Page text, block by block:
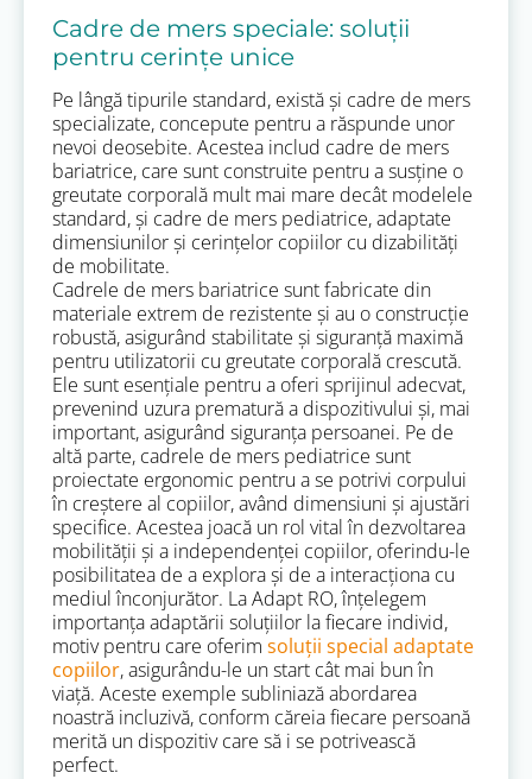
Cadre de mers speciale: soluții
pentru cerințe unice
Pe lângă tipurile standard, există și cadre de mers
specializate, concepute pentru a răspunde unor
nevoi deosebite. Acestea includ cadre de mers
bariatrice, care sunt construite pentru a susține o
greutate corporală mult mai mare decât modelele
standard, și cadre de mers pediatrice, adaptate
dimensiunilor și cerințelor copiilor cu dizabilități
de mobilitate.
Cadrele de mers bariatrice sunt fabricate din
materiale extrem de rezistente și au o construcție
robustă, asigurând stabilitate și siguranță maximă
pentru utilizatorii cu greutate corporală crescută.
Ele sunt esențiale pentru a oferi sprijinul adecvat,
prevenind uzura prematură a dispozitivului și, mai
important, asigurând siguranța persoanei. Pe de
altă parte, cadrele de mers pediatrice sunt
proiectate ergonomic pentru a se potrivi corpului
în creștere al copiilor, având dimensiuni și ajustări
specifice. Acestea joacă un rol vital în dezvoltarea
mobilității și a independenței copiilor, oferindu-le
posibilitatea de a explora și de a interacționa cu
mediul înconjurător. La Adapt RO, înțelegem
importanța adaptării soluțiilor la fiecare individ,
motiv pentru care oferim soluții special adaptate
copiilor, asigurându-le un start cât mai bun în
viață. Aceste exemple subliniază abordarea
noastră incluzivă, conform căreia fiecare persoană
merită un dispozitiv care să i se potrivească
perfect.